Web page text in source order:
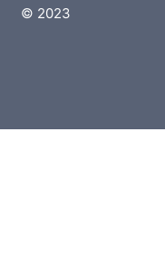
© 2023